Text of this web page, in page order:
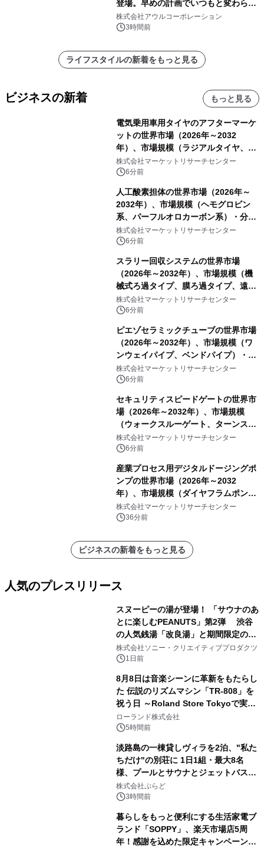
登場。早めの計画でいつもと変わらぬ
大人の冬旅を。ー夕日ヶ浦温泉「佳松
苑 別邸ふうか」ー
株式会社アウルコーポレーション
3時間前
ライフスタイルの新着をもっと見る
ビジネスの新着 もっと見る
電気乗用車用タイヤのアフターマーケ
ットの世界市場（2026年～2032
年）、市場規模（ラジアルタイヤ、サ
イドウォール補強タイヤ、その他）・
分析レポートを発表
株式会社マーケットリサーチセンター
6分前
人工酸素担体の世界市場（2026年～
2032年）、市場規模（ヘモグロビン
系、パーフルオロカーボン系）・分析
レポートを発表
株式会社マーケットリサーチセンター
6分前
スラリー回収システムの世界市場
（2026年～2032年）、市場規模（機
械式ろ過タイプ、膜ろ過タイプ、遠心
分離タイプ、ハイブリッドタイプ）・
分析レポートを発表
株式会社マーケットリサーチセンター
6分前
ピエゾセラミックチューブの世界市場
（2026年～2032年）、市場規模（ワ
ンウェイパイプ、ベンドパイプ）・分
析レポートを発表
株式会社マーケットリサーチセンター
6分前
セキュリティスピードゲートの世界市
場（2026年～2032年）、市場規模
（ウォークスルーゲート、ターンスタ
イル、フルハイトターンスタイル）・
分析レポートを発表
株式会社マーケットリサーチセンター
6分前
産業プロセス用デジタルドージングポ
ンプの世界市場（2026年～2032
年）、市場規模（ダイヤフラムポン
プ、ペリスタルティックポンプ、その
他）・分析レポートを発表
株式会社マーケットリサーチセンター
36分前
ビジネスの新着をもっと見る
人気のプレスリリース
スヌーピーの湯が登場！ 「サウナのあ
とに楽しむPEANUTS」第2弾 渋谷
の人気銭湯「改良湯」と期間限定のコ
ラボレーション サウナイキタイコラ
ボグッズも発売決定！
株式会社ソニー・クリエイティブプロダクツ
1日前
8月8日は音楽シーンに革新をもたらし
た 伝説のリズムマシン「TR-808」を
祝う日 ～Roland Store Tokyoで実機
を展示しての 記念キャンペーンを開
催 英国ラジオ「NTS」の 特別プログ
アーティストを フィーチャーしたアニ
メーションを公開～
ローランド株式会社
5時間前
淡路島の一棟貸しヴィラを2泊、"私た
ちだけ"の別荘に 1日1組・最大8名
様、プールとサウナとジェットバス付
きで Villa Mon Temps AWAJIの連泊
素泊りプラン
株式会社ぷらど
3時間前
暮らしをもっと便利にする生活家電ブ
ランド「SOPPY」、楽天市場店5周
年！感謝を込めた限定キャンペーンを